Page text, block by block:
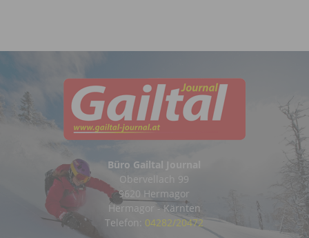
Büro Gailtal Journal
Obervellach 99
9620 Hermagor
Hermagor - Kärnten
Telefon: 04282/20472